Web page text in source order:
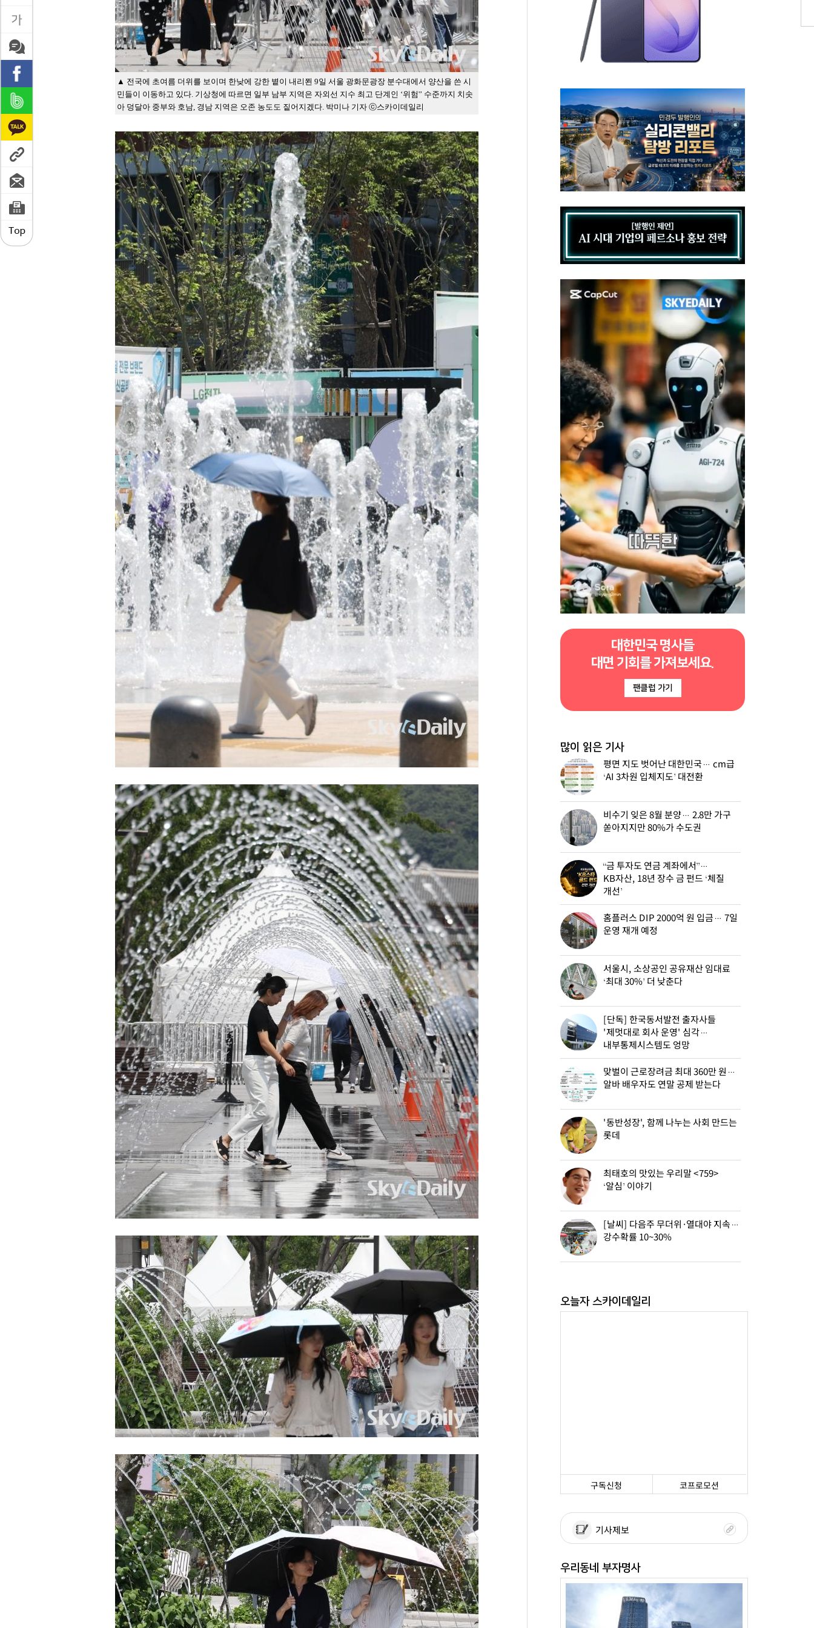
▲ 전국에 초여름 더위를 보이며 한낮에 강한 볕이 내리쬔 9일 서울 광화문광장 분수대에서 양산을 쓴 시
민들이 이동하고 있다. 기상청에 따르면 일부 남부 지역은 자외선 지수 최고 단계인 ‘위험'’ 수준까지 치솟
아 덩달아 중부와 호남, 경남 지역은 오존 농도도 짙어지겠다. 박미나 기자 ⓒ스카이데일리
대한민국 명사들
대면 기회를 가져보세요.
팬클럽 가기
많이 읽은 기사
평면 지도 벗어난 대한민국… cm급
‘AI 3차원 입체지도’ 대전환
비수기 잊은 8월 분양… 2.8만 가구
쏟아지지만 80%가 수도권
“금 투자도 연금 계좌에서”…
KB자산, 18년 장수 금 펀드 ‘체질
개선’
홈플러스 DIP 2000억 원 입금… 7일
운영 재개 예정
서울시, 소상공인 공유재산 임대료
‘최대 30%’ 더 낮춘다
[단독] 한국동서발전 출자사들
'제멋대로 회사 운영' 심각…
내부통제시스템도 엉망
맞벌이 근로장려금 최대 360만 원…
알바 배우자도 연말 공제 받는다
'동반성장', 함께 나누는 사회 만드는
롯데
최태호의 맛있는 우리말 <759>
‘알심’ 이야기
[날씨] 다음주 무더위·열대야 지속…
강수확률 10~30%
오늘자 스카이데일리
구독신청 코프로모션
기사제보
우리동네 부자명사